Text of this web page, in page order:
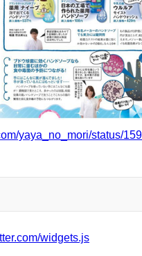
yaya_no_mori/status/
widgets.js